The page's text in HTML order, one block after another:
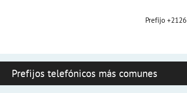
Prefijo +2126
Prefijos telefónicos más comunes